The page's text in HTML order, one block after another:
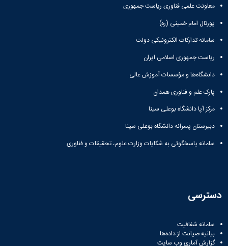
معاونت علمی فناوری ریاست جمهوری
پورتال امام خمینی (ره)
سامانه تدارکات الکترونیکی دولت
ریاست جمهوری اسلامی ایران
دانشگاه‌ها و مؤسسات آموزش عالی
پارک علم و فناوری همدان
مرکز آپا دانشگاه بوعلی سینا
دبیرستان پسرانه دانشگاه بوعلی سینا
سامانه پاسخگوئی به شکایات وزارت علوم، تحقیقات و فناوری
دسترسی
سامانه شفافیت
بیانیه صیانت از داده‌ها
گزارش آماری وب‌ سایت